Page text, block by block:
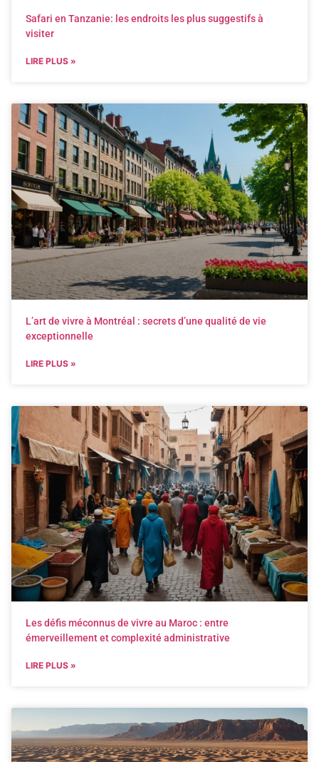
Safari en Tanzanie: les endroits les plus suggestifs à
visiter
LIRE PLUS »
L’art de vivre à Montréal : secrets d’une qualité de vie
exceptionnelle
LIRE PLUS »
Les défis méconnus de vivre au Maroc : entre
émerveillement et complexité administrative
LIRE PLUS »